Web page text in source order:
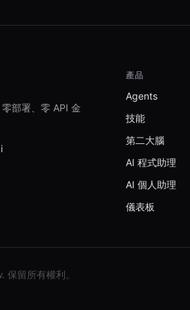
部署、零 API 金
產品
Agents
技能
第二大腦
AI 程式助理
AI 個人助理
儀表板
留所有權利。